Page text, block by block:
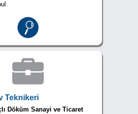
Teknikeri
Döküm Sanayi ve Ticaret